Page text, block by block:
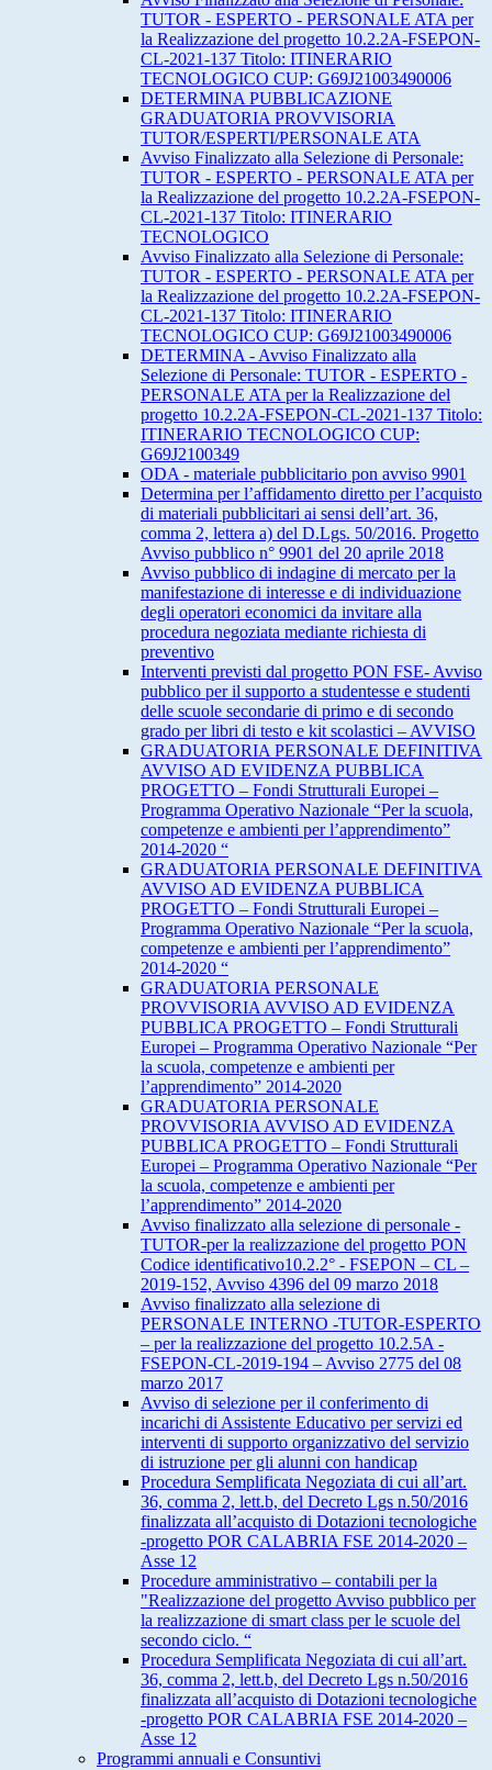
TUTOR - ESPERTO - PERSONALE ATA per
la Realizzazione del progetto 10.2.2A-FSEPON-
CL-2021-137 Titolo: ITINERARIO
TECNOLOGICO CUP: G69J21003490006
DETERMINA PUBBLICAZIONE
GRADUATORIA PROVVISORIA
TUTOR/ESPERTI/PERSONALE ATA
Avviso Finalizzato alla Selezione di Personale:
TUTOR - ESPERTO - PERSONALE ATA per
la Realizzazione del progetto 10.2.2A-FSEPON-
CL-2021-137 Titolo: ITINERARIO
TECNOLOGICO
Avviso Finalizzato alla Selezione di Personale:
TUTOR - ESPERTO - PERSONALE ATA per
la Realizzazione del progetto 10.2.2A-FSEPON-
CL-2021-137 Titolo: ITINERARIO
TECNOLOGICO CUP: G69J21003490006
DETERMINA - Avviso Finalizzato alla
Selezione di Personale: TUTOR - ESPERTO -
PERSONALE ATA per la Realizzazione del
progetto 10.2.2A-FSEPON-CL-2021-137 Titolo:
ITINERARIO TECNOLOGICO CUP:
G69J2100349
ODA - materiale pubblicitario pon avviso 9901
Determina per l’affidamento diretto per l’acquisto
di materiali pubblicitari ai sensi dell’art. 36,
comma 2, lettera a) del D.Lgs. 50/2016. Progetto
Avviso pubblico n° 9901 del 20 aprile 2018
Avviso pubblico di indagine di mercato per la
manifestazione di interesse e di individuazione
degli operatori economici da invitare alla
procedura negoziata mediante richiesta di
preventivo
Interventi previsti dal progetto PON FSE- Avviso
pubblico per il supporto a studentesse e studenti
delle scuole secondarie di primo e di secondo
grado per libri di testo e kit scolastici – AVVISO
GRADUATORIA PERSONALE DEFINITIVA
AVVISO AD EVIDENZA PUBBLICA
PROGETTO – Fondi Strutturali Europei –
Programma Operativo Nazionale “Per la scuola,
competenze e ambienti per l’apprendimento”
2014-2020 “
GRADUATORIA PERSONALE DEFINITIVA
AVVISO AD EVIDENZA PUBBLICA
PROGETTO – Fondi Strutturali Europei –
Programma Operativo Nazionale “Per la scuola,
competenze e ambienti per l’apprendimento”
2014-2020 “
GRADUATORIA PERSONALE
PROVVISORIA AVVISO AD EVIDENZA
PUBBLICA PROGETTO – Fondi Strutturali
Europei – Programma Operativo Nazionale “Per
la scuola, competenze e ambienti per
l’apprendimento” 2014-2020
GRADUATORIA PERSONALE
PROVVISORIA AVVISO AD EVIDENZA
PUBBLICA PROGETTO – Fondi Strutturali
Europei – Programma Operativo Nazionale “Per
la scuola, competenze e ambienti per
l’apprendimento” 2014-2020
Avviso finalizzato alla selezione di personale -
TUTOR-per la realizzazione del progetto PON
Codice identificativo10.2.2° - FSEPON – CL –
2019-152, Avviso 4396 del 09 marzo 2018
Avviso finalizzato alla selezione di
PERSONALE INTERNO -TUTOR-ESPERTO
– per la realizzazione del progetto 10.2.5A -
FSEPON-CL-2019-194 – Avviso 2775 del 08
marzo 2017
Avviso di selezione per il conferimento di
incarichi di Assistente Educativo per servizi ed
interventi di supporto organizzativo del servizio
di istruzione per gli alunni con handicap
Procedura Semplificata Negoziata di cui all’art.
36, comma 2, lett.b, del Decreto Lgs n.50/2016
finalizzata all’acquisto di Dotazioni tecnologiche
-progetto POR CALABRIA FSE 2014-2020 –
Asse 12
Procedure amministrativo – contabili per la
"Realizzazione del progetto Avviso pubblico per
la realizzazione di smart class per le scuole del
secondo ciclo. “
Procedura Semplificata Negoziata di cui all’art.
36, comma 2, lett.b, del Decreto Lgs n.50/2016
finalizzata all’acquisto di Dotazioni tecnologiche
-progetto POR CALABRIA FSE 2014-2020 –
Asse 12
Programmi annuali e Consuntivi